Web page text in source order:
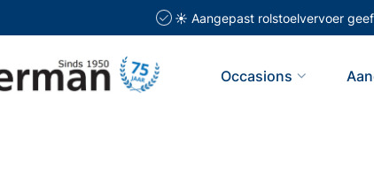
☀️ Aangepast rolstoelvervoer
Occasions